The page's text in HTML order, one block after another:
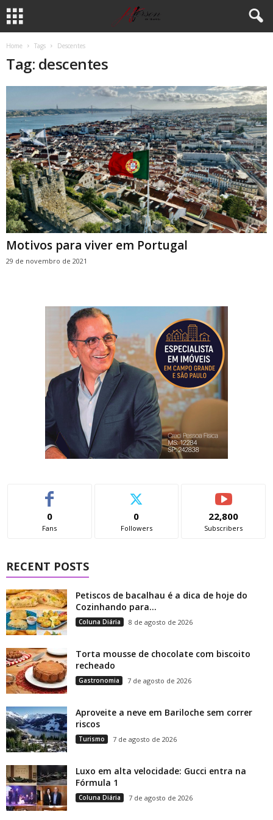
Home Tags Descentes
Tag: descentes
Motivos para viver em Portugal
29 de novembro de 2021
0
Fans
0
Followers
22,800
Subscribers
RECENT POSTS
Petiscos de bacalhau é a dica de hoje do
Cozinhando para...
Coluna Diária 8 de agosto de 2026
Torta mousse de chocolate com biscoito
recheado
Gastronomia 7 de agosto de 2026
Aproveite a neve em Bariloche sem correr
riscos
Turismo 7 de agosto de 2026
Luxo em alta velocidade: Gucci entra na
Fórmula 1
Coluna Diária 7 de agosto de 2026